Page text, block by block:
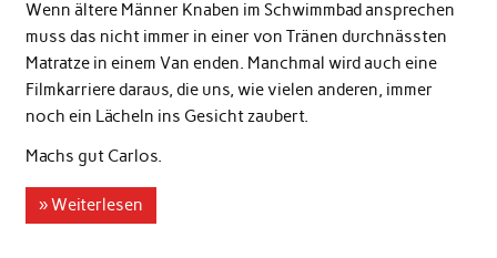
Wenn ältere Männer Knaben im Schwimmbad ansprechen
muss das nicht immer in einer von Tränen durchnässten
Matratze in einem Van enden. Manchmal wird auch eine
Filmkarriere daraus, die uns, wie vielen anderen, immer
noch ein Lächeln ins Gesicht zaubert.
Machs gut Carlos.
» Weiterlesen